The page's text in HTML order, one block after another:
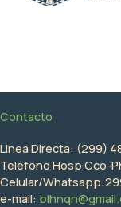
Contacto
Linea Directa: (299)
Teléfono Hosp Cco-
Celular/
e-mail: